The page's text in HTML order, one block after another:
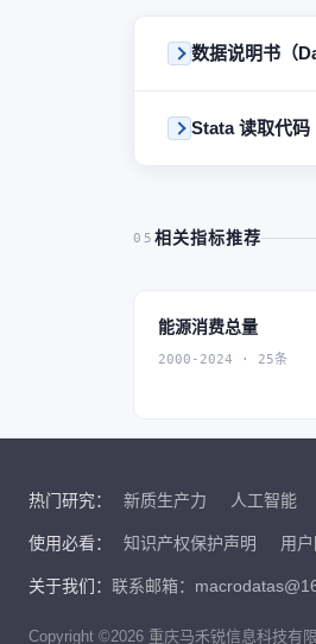
数据说明书（
Stata 读取代码
05 相关指标推荐
能源消费总量
2000-2024 · 25条
热门研究： 新质生产力 人工智能
使用必看： 知识产权保护声明 用
关于我们： 联系邮箱：
Copyright ©2026 重庆马禾锐信息科技有